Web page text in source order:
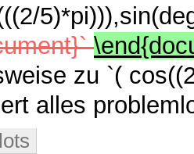
zu `(
alles